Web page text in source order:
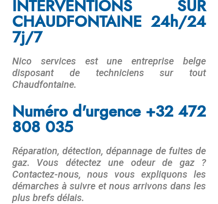
INTERVENTIONS SUR
CHAUDFONTAINE 24h/24
7j/7
Nico services est une entreprise belge
disposant de techniciens sur tout
Chaudfontaine.
Numéro d'urgence +32 472
808 035
Réparation, détection, dépannage de fuites de
gaz. Vous détectez une odeur de gaz ?
Contactez-nous, nous vous expliquons les
démarches à suivre et nous arrivons dans les
plus brefs délais.